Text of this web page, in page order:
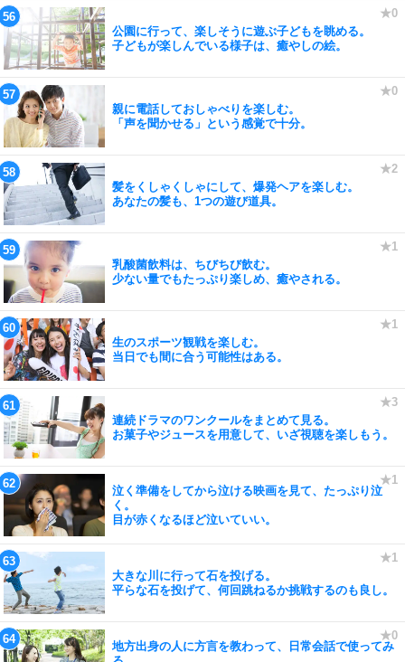
公園に行って、楽しそうに遊ぶ子どもを眺める。
子どもが楽しんでいる様子は、癒やしの絵。
親に電話しておしゃべりを楽しむ。
「声を聞かせる」という感覚で十分。
髪をくしゃくしゃにして、爆発ヘアを楽しむ。
あなたの髪も、1つの遊び道具。
乳酸菌飲料は、ちびちび飲む。
少ない量でもたっぷり楽しめ、癒やされる。
生のスポーツ観戦を楽しむ。
当日でも間に合う可能性はある。
連続ドラマのワンクールをまとめて見る。
お菓子やジュースを用意して、いざ視聴を楽しもう。
泣く準備をしてから泣ける映画を見て、たっぷり泣
く。
目が赤くなるほど泣いていい。
大きな川に行って石を投げる。
平らな石を投げて、何回跳ねるか挑戦するのも良し。
地方出身の人に方言を教わって、日常会話で使ってみ